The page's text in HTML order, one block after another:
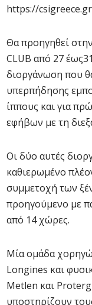
https://
Θα προηγηθεί
CLUB από 27
διοργάνωση που
υπερπήδησης
ίππους και για
εφήβων με τη
Οι δύο αυτές
καθιερωμένο
συμμετοχή των
προηγούμενο με
από 14 χώρες.
Μία ομάδα
Longines και
Metlen και
υποστηρίζουν